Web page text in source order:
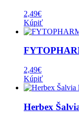
2,49€
Kúpiť
2,49€
Kúpiť
Herbex